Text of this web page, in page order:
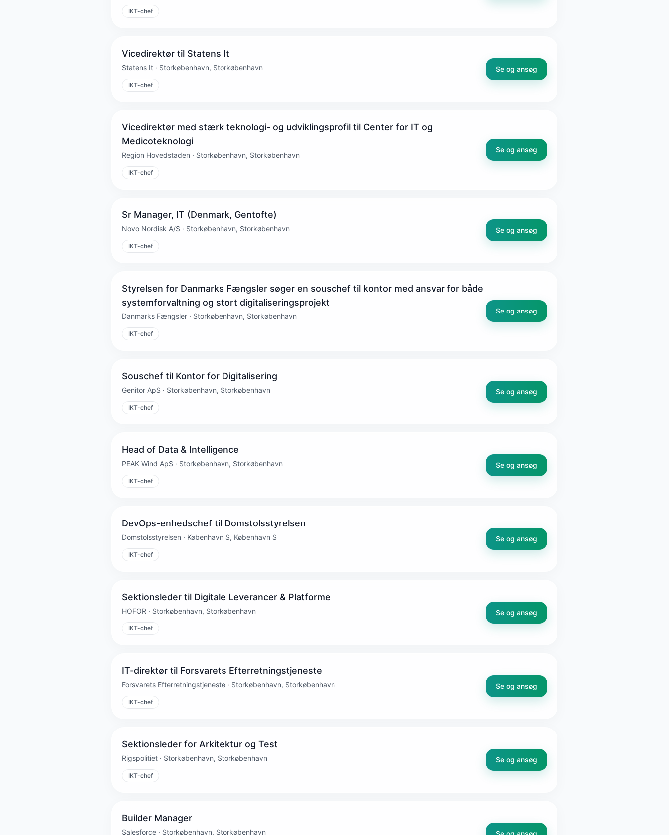
IKT-chef
Vicedirektør til Statens It
Statens It · Storkøbenhavn, Storkøbenhavn
IKT-chef
Se og ansøg
Vicedirektør med stærk teknologi- og udviklingsprofil til Center for IT og
Medicoteknologi
Region Hovedstaden · Storkøbenhavn, Storkøbenhavn
IKT-chef
Se og ansøg
Sr Manager, IT (Denmark, Gentofte)
Novo Nordisk A/S · Storkøbenhavn, Storkøbenhavn
IKT-chef
Se og ansøg
Styrelsen for Danmarks Fængsler søger en souschef til kontor med ansvar for både
systemforvaltning og stort digitaliseringsprojekt
Danmarks Fængsler · Storkøbenhavn, Storkøbenhavn
IKT-chef
Se og ansøg
Souschef til Kontor for Digitalisering
Genitor ApS · Storkøbenhavn, Storkøbenhavn
IKT-chef
Se og ansøg
Head of Data & Intelligence
PEAK Wind ApS · Storkøbenhavn, Storkøbenhavn
IKT-chef
Se og ansøg
DevOps-enhedschef til Domstolsstyrelsen
Domstolsstyrelsen · København S, København S
IKT-chef
Se og ansøg
Sektionsleder til Digitale Leverancer & Platforme
HOFOR · Storkøbenhavn, Storkøbenhavn
IKT-chef
Se og ansøg
IT-direktør til Forsvarets Efterretningstjeneste
Forsvarets Efterretningstjeneste · Storkøbenhavn, Storkøbenhavn
IKT-chef
Se og ansøg
Sektionsleder for Arkitektur og Test
Rigspolitiet · Storkøbenhavn, Storkøbenhavn
IKT-chef
Se og ansøg
Builder Manager
Salesforce · Storkøbenhavn, Storkøbenhavn Se og ansøg